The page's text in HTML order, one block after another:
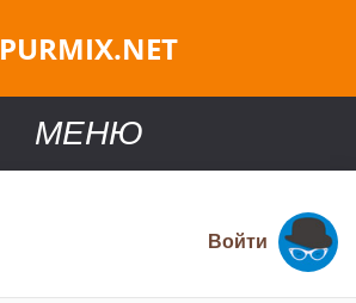
PURMIX.NET
МЕНЮ
Войти